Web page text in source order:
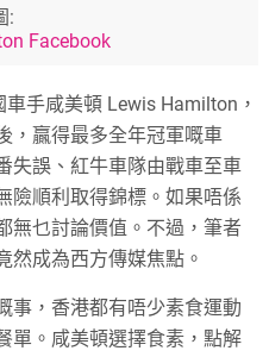
:
Facebook
手咸美頓 Lewis Hamilton，
，贏得最多全年冠軍嘅車
失誤、紅牛車隊由戰車至車
險順利取得錦標。如果唔係
無乜討論價值。不過，筆者
然成為西方傳媒焦點。
事，香港都有唔少素食運動
單。咸美頓選擇食素，點解